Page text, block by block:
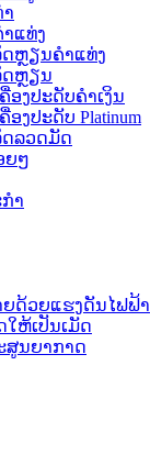
ແທ່ງ
ຫຼຽນຄຳແທ່ງ
ດຫຼຽນ
ອງປະດັບຄຳເງິນ
ງປະດັບ Platinum
ລວດມັດ
ຍໆ
ຳ
ຍດ້ວຍແຮງດັນໄຟຟ້າ
ໃຫ້ເປັນເມັດ
ສູນຍາກາດ